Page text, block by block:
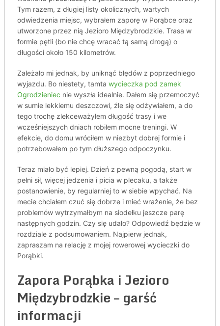
Tym razem, z długiej listy okolicznych, wartych
odwiedzenia miejsc, wybrałem zaporę w Porąbce oraz
utworzone przez nią Jezioro Międzybrodzkie. Trasa w
formie pętli (bo nie chcę wracać tą samą drogą) o
długości około 150 kilometrów.
Zależało mi jednak, by uniknąć błędów z poprzedniego
wyjazdu. Bo niestety, tamta wycieczka pod zamek
Ogrodzieniec nie wyszła idealnie. Dałem się przemoczyć
w sumie lekkiemu deszczowi, źle się odżywiałem, a do
tego trochę zlekceważyłem długość trasy i we
wcześniejszych dniach robiłem mocne treningi. W
efekcie, do domu wróciłem w niezbyt dobrej formie i
potrzebowałem po tym dłuższego odpoczynku.
Teraz miało być lepiej. Dzień z pewną pogodą, start w
pełni sił, więcej jedzenia i picia w plecaku, a także
postanowienie, by regularniej to w siebie wpychać. Na
mecie chciałem czuć się dobrze i mieć wrażenie, że bez
problemów wytrzymałbym na siodełku jeszcze parę
następnych godzin. Czy się udało? Odpowiedź będzie w
rozdziale z podsumowaniem. Najpierw jednak,
zapraszam na relację z mojej rowerowej wycieczki do
Porąbki.
Zapora Porąbka i Jezioro
Międzybrodzkie – garść
informacji